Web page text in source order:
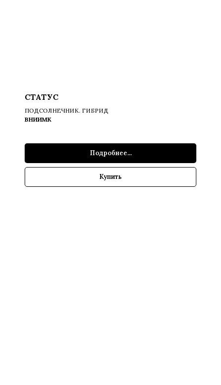
СТАТУС
ПОДСОЛНЕЧНИК. ГИБРИД
ВНИИМК
Подробнее...
Купить